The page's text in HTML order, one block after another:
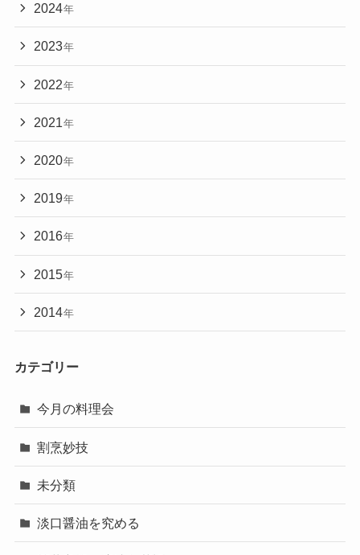
2024年
2023年
2022年
2021年
2020年
2019年
2016年
2015年
2014年
カテゴリー
今月の料理会
割烹妙技
未分類
淡口醤油を究める